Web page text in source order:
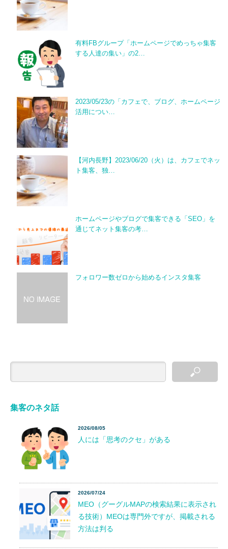
有料FBグループ「ホームページでめっちゃ集客
する人達の集い」の2…
2023/05/23の「カフェで、ブログ、ホームページ
活用につい…
【河内長野】2023/06/20（火）は、カフェでネッ
ト集客、独…
ホームページやブログで集客できる「SEO」を
通じてネット集客の考…
フォロワー数ゼロから始めるインスタ集客
集客のネタ話
2026/08/05
人には「思考のクセ」がある
2026/07/24
MEO（グーグルMAPの検索結果に表示され
る技術）MEOは専門外ですが、掲載される
方法は判る